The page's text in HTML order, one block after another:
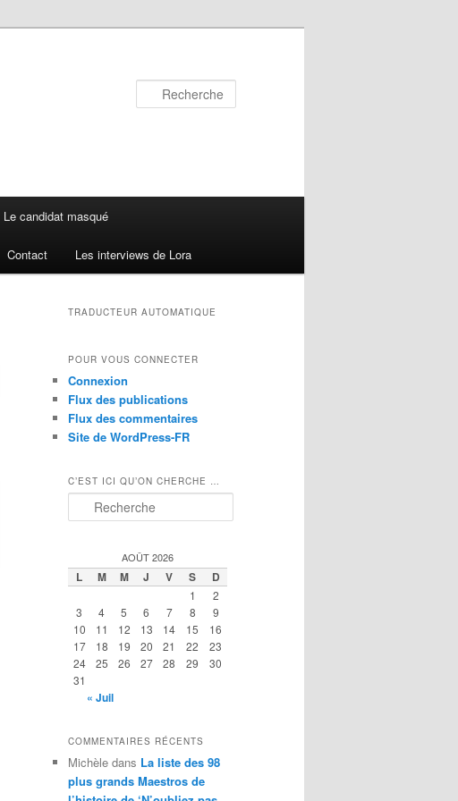
Le candidat masqué
Contact Les interviews de Lora
TRADUCTEUR AUTOMATIQUE
POUR VOUS CONNECTER
Connexion
Flux des publications
Flux des commentaires
Site de WordPress-FR
C’EST ICI QU’ON CHERCHE …
e
e
r
AOÛT 2026
L M M J V S D
1
2
3
4 5 6 7 8
9
10
11 12 13 14 15
16
17
18 19 20 21 22
23
24
25 26 27 28 29
30
31
« Juil
COMMENTAIRES RÉCENTS
Michèle dans La liste des 98
plus grands Maestros de